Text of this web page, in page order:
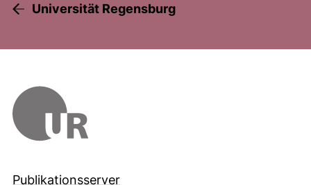
Universität Regensburg
Publikationsserver